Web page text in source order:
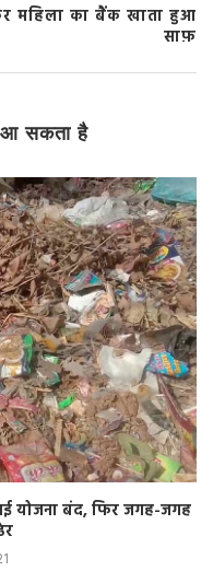
महिला का बैंक खाता हुआ
साफ़
सकता है
योजना बंद, फिर जगह-जगह